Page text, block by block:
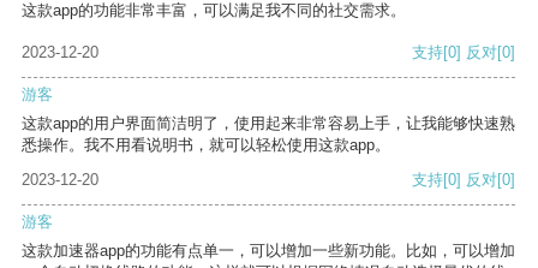
这款app的功能非常丰富，可以满足我不同的社交需求。
2023-12-20 支持[0] 反对[0]
游客
这款app的用户界面简洁明了，使用起来非常容易上手，让我能够快速熟
悉操作。我不用看说明书，就可以轻松使用这款app。
2023-12-20
支持[0] 反对[0]
游客
这款加速器app的功能有点单一，可以增加一些新功能。比如，可以增加